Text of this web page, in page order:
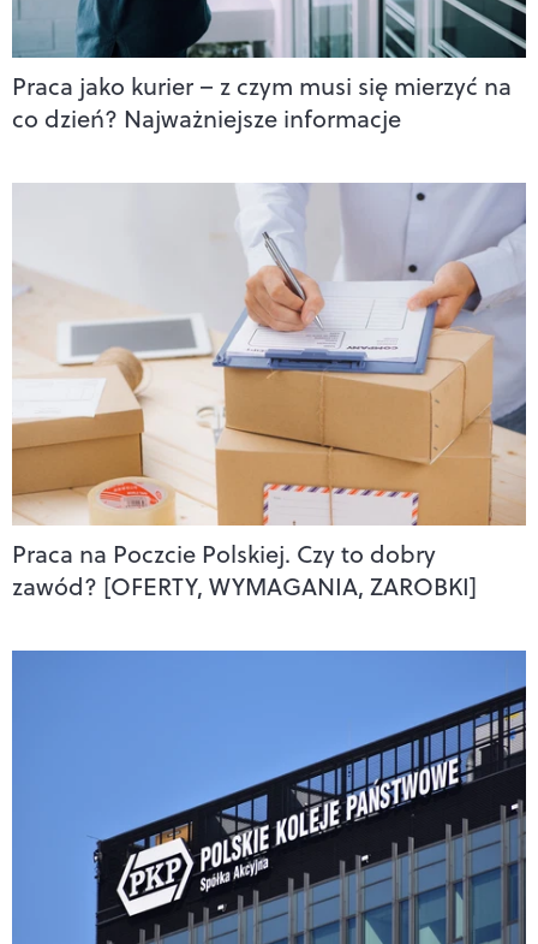
Praca jako kurier – z czym musi się mierzyć na
co dzień? Najważniejsze informacje
Praca na Poczcie Polskiej. Czy to dobry
zawód? [OFERTY, WYMAGANIA, ZAROBKI]